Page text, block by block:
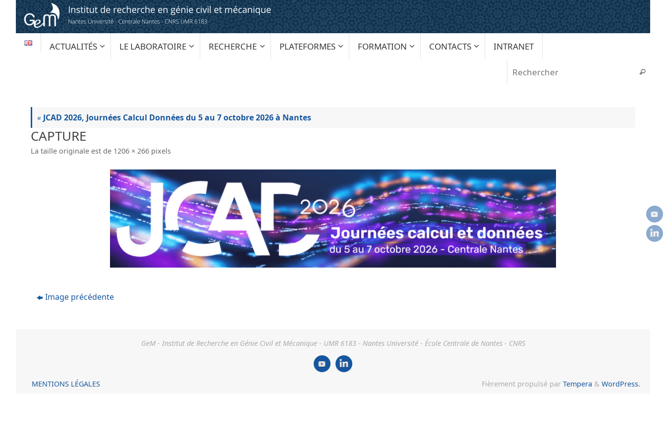
Passer
contenu
PASSER
AU
ACTUALITÉS LE LABORATOIRE RECHERCHE PLATEFORMES FORMATION CONTACTS INTRANET
« JCAD 2026, Journées Calcul Données du 5 au 7 octobre 2026 à Nantes
CAPTURE
La taille originale est de 1206 × 266 pixels
Image précédente
GeM - Institut de Recherche en Génie Civil et Mécanique - UMR 6183 - Nantes Université - École Centrale de Nantes - CNRS
MENTIONS LÉGALES Fièrement propulsé par Tempera & WordPress.